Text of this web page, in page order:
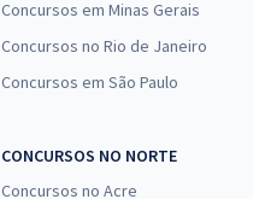
Concursos em Minas Gerais
Concursos no Rio de Janeiro
Concursos em São Paulo
CONCURSOS NO NORTE
Concursos no Acre